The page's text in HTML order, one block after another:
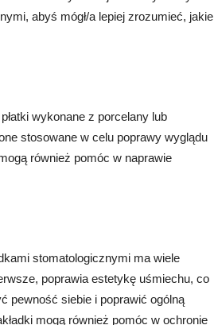
abyś mógł/a lepiej zrozumieć, jakie
wykonane z porcelany lub
stosowane w celu poprawy wyglądu
również pomóc w naprawie
stomatologicznymi ma wiele
poprawia estetykę uśmiechu, co
pewność siebie i poprawić ogólną
mogą również pomóc w ochronie